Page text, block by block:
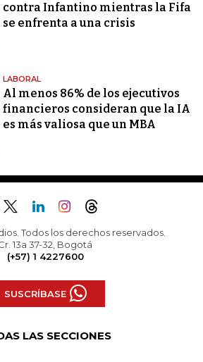
contra Infantino mientras la Fifa
se enfrenta a una crisis
LABORAL
Al menos 86% de los ejecutivos
financieros consideran que la IA
es más valiosa que un MBA
Todos los derechos reservados.
13a 37-32, Bogotá
(+57) 1 4227600
SUSCRÍBASE
LAS SECCIONES